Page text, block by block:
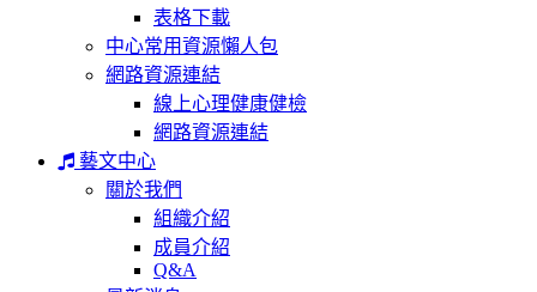
表格下載
中心常用資源懶人包
網路資源連結
線上心理健康健檢
網路資源連結
藝文中心
關於我們
組織介紹
成員介紹
Q&A